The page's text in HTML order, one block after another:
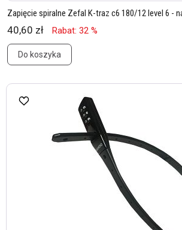
Zapięcie spiralne Zefal K-traz c6 180/12 level 6 -
40,60 zł Rabat: 32 %
Do koszyka